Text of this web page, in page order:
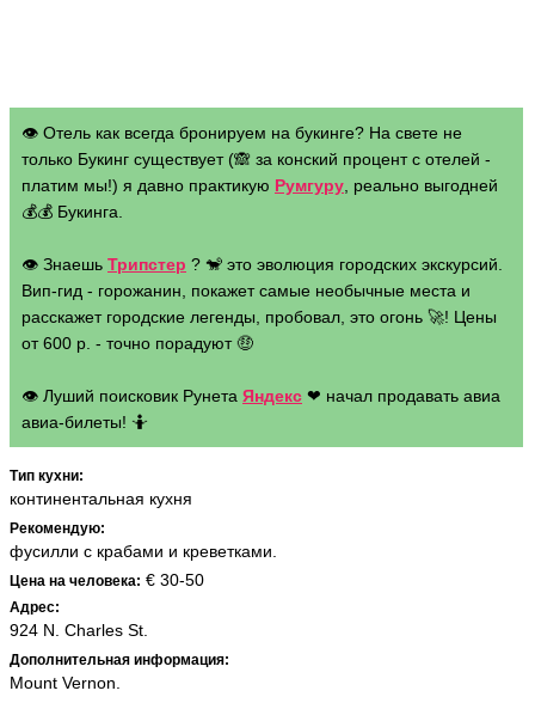
👁 Отель как всегда бронируем на букинге? На свете не
только Букинг существует (🙈 за конский процент с отелей -
платим мы!) я давно практикую Румгуру , реально выгодней
💰💰 Букинга.
👁 Знаешь Трипстер ? 🐒 это эволюция городских экскурсий.
Вип-гид - горожанин, покажет самые необычные места и
расскажет городские легенды, пробовал, это огонь 🚀! Цены
от 600 р. - точно порадуют 🤑
👁 Луший поисковик Рунета Яндекс ❤ начал продавать авиа
авиа-билеты! 🤷
Тип кухни:
континентальная кухня
Рекомендую:
фусилли с крабами и креветками.
Цена на человека: € 30-50
Адрес:
924 N. Charles St.
Дополнительная информация:
Mount Vernon.